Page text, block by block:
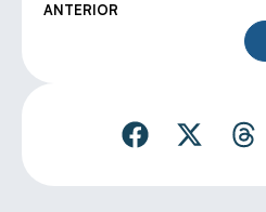
ANTERIOR